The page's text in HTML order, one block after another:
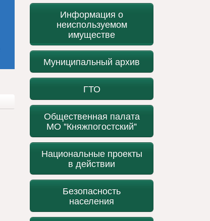
Информация о
неиспользуемом
имуществе
Муниципальный архив
ГТО
Общественная палата
МО "Княжпогостский"
Национальные проекты
в действии
Безопасность
населения